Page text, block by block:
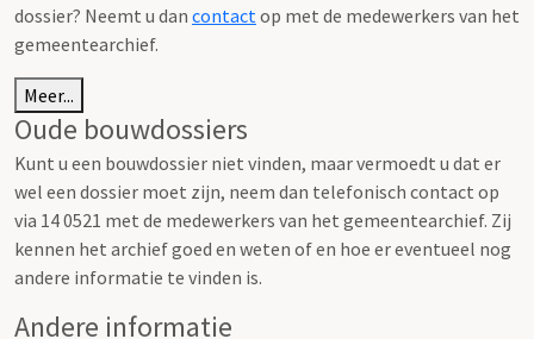
dossier? Neemt u dan contact op met de medewerkers van het
gemeentearchief.
Meer...
Oude bouwdossiers
Kunt u een bouwdossier niet vinden, maar vermoedt u dat er
wel een dossier moet zijn, neem dan telefonisch contact op
via 14 0521 met de medewerkers van het gemeentearchief. Zij
kennen het archief goed en weten of en hoe er eventueel nog
andere informatie te vinden is.
Andere informatie